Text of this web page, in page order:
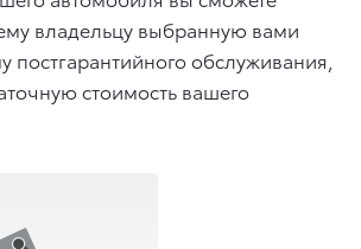
владельцу выбранную вами
постгарантийного обслуживания,
стоимость вашего